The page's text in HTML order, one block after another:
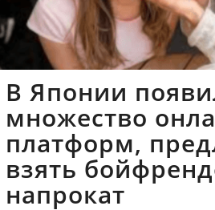
В Японии
множество
платформ,
взять
напрокат